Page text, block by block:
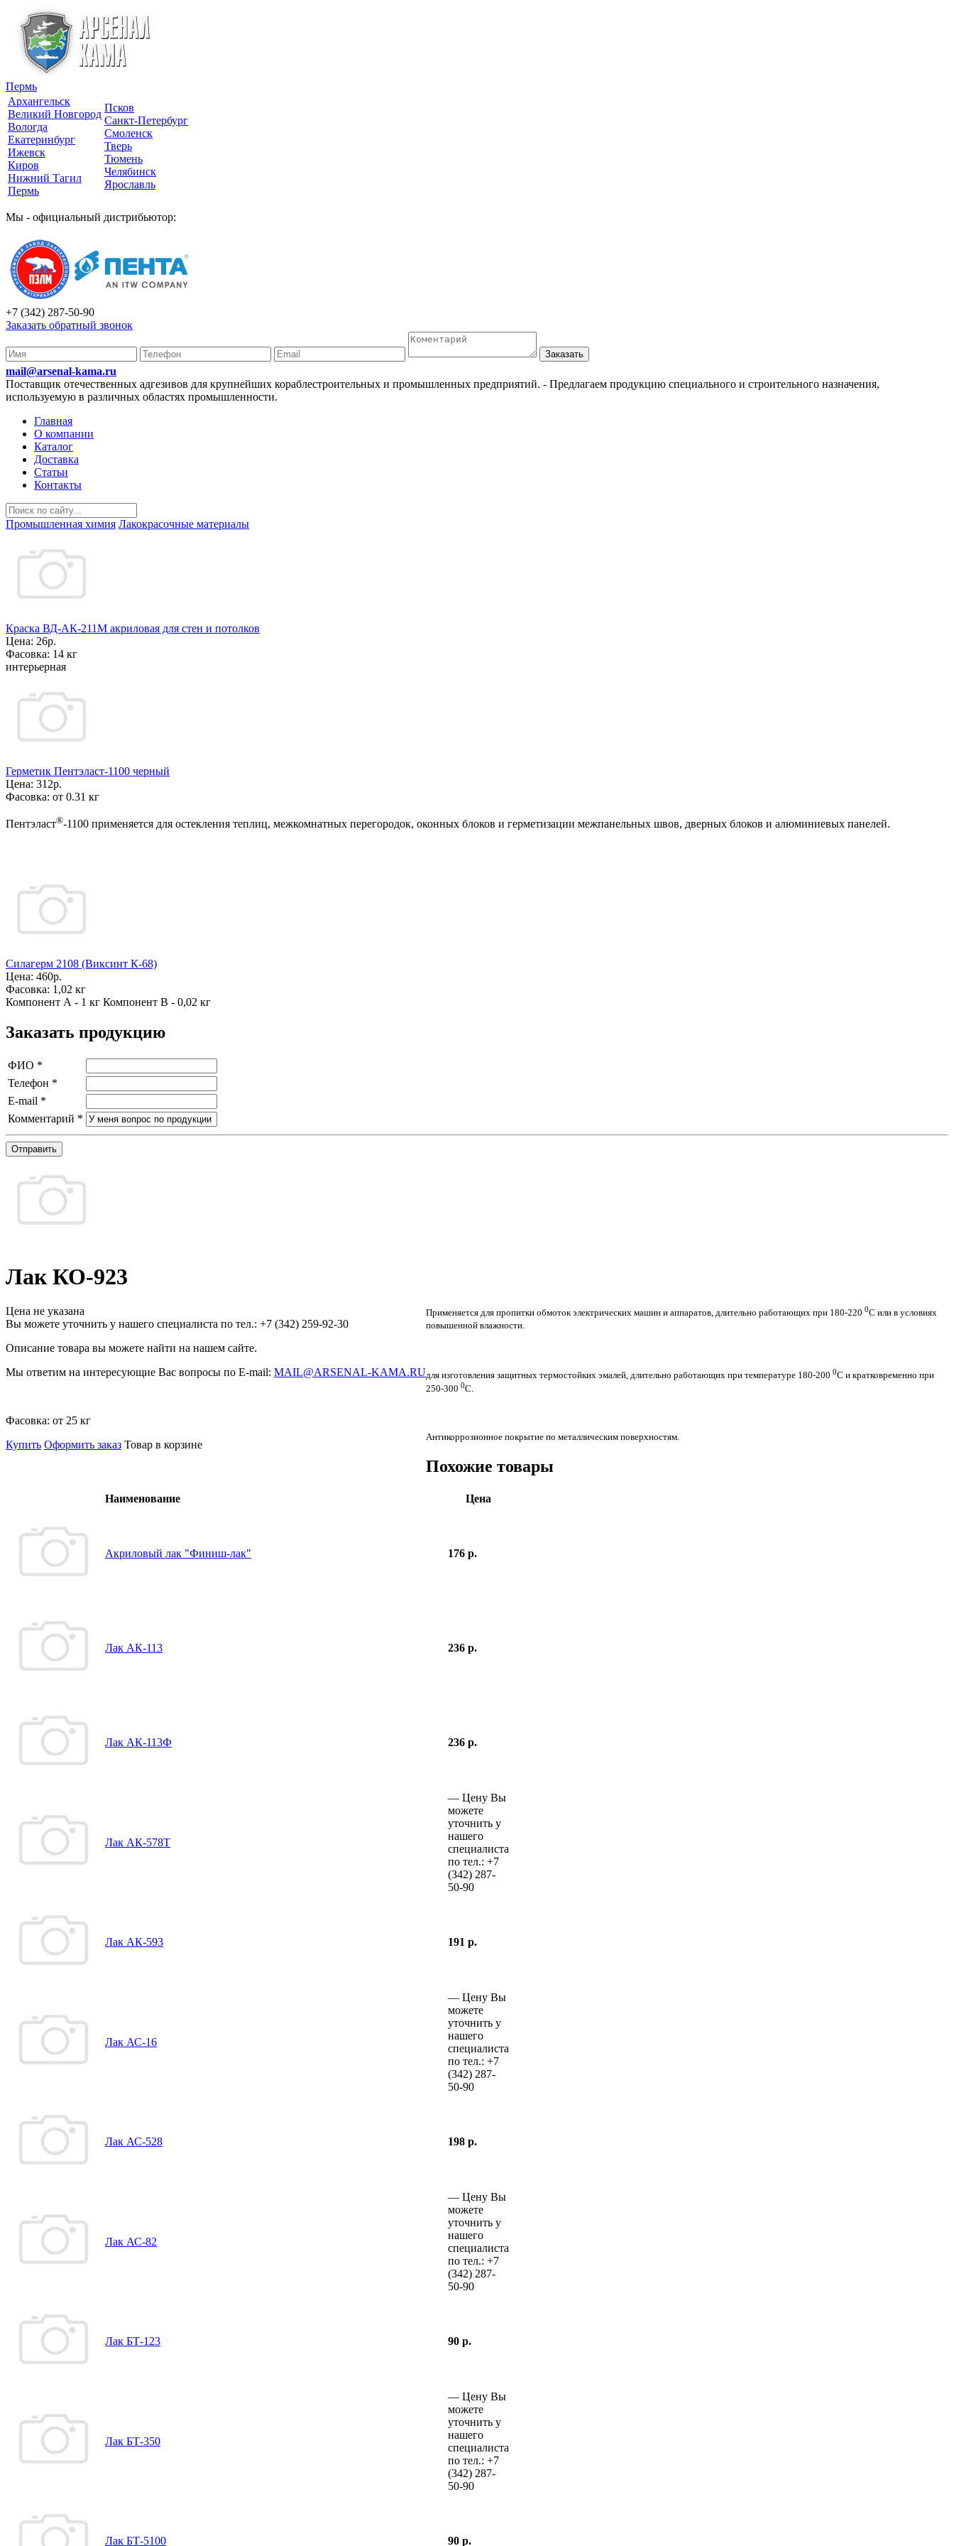
Пермь
Архангельск
Великий Новгород
Вологда
Екатеринбург
Ижевск
Киров
Нижний Тагил
Пермь
Псков
Санкт-Петербург
Смоленск
Тверь
Тюмень
Челябинск
Ярославль
Мы - официальный дистрибьютор:
+7 (342) 287-50-90
Заказать обратный звонок
Заказать
mail@arsenal-kama.ru
Поставщик отечественных адгезивов для крупнейших кораблестроительных и промышленных предприятий. - Предлагаем продукцию специального и строительного назначения,
используемую в различных областях промышленности.
Главная
О компании
Каталог
Доставка
Статьи
Контакты
Промышленная химия Лакокрасочные материалы
Краска ВД-АК-211М акриловая для стен и потолков
Цена: 26р.
Фасовка: 14 кг
интерьерная
Герметик Пентэласт-1100 черный
Цена: 312р.
Фасовка: от 0.31 кг
Пентэласт®-1100 применяется для остекления теплиц, межкомнатных перегородок, оконных блоков и герметизации межпанельных швов, дверных блоков и алюминиевых панелей.
Силагерм 2108 (Виксинт К-68)
Цена: 460р.
Фасовка: 1,02 кг
Компонент А - 1 кг Компонент В - 0,02 кг
Заказать продукцию
ФИО *
Телефон *
E-mail *
Комментарий *
Отправить
Лак КО-923
Цена не указана
Вы можете уточнить у нашего специалиста по тел.: +7 (342) 259-92-30
Описание товара вы можете найти на нашем сайте.
Мы ответим на интересующие Вас вопросы по E-mail: MAIL@ARSENAL-KAMA.RU
Фасовка: от 25 кг
Купить Оформить заказ Товар в корзине
Применяется для пропитки обмоток электрических машин и аппаратов, длительно работающих при 180-220 0С или в условиях
повышенной влажности.
для изготовления защитных термостойких эмалей, длительно работающих при температуре 180-200 0С и кратковременно при
250-300 0С.
Антикоррозионное покрытие по металлическим поверхностям.
Похожие товары
Наименование Цена
Акриловый лак "Финиш-лак" 176 р.
Лак АК-113 236 р.
Лак АК-113Ф 236 р.
Лак АК-578Т
— Цену Вы
можете
уточнить у
нашего
специалиста
по тел.: +7
(342) 287-
50-90
Лак АК-593 191 р.
Лак АС-16
— Цену Вы
можете
уточнить у
нашего
специалиста
по тел.: +7
(342) 287-
50-90
Лак АС-528 198 р.
Лак АС-82
— Цену Вы
можете
уточнить у
нашего
специалиста
по тел.: +7
(342) 287-
50-90
Лак БТ-123 90 р.
Лак БТ-350
— Цену Вы
можете
уточнить у
нашего
специалиста
по тел.: +7
(342) 287-
50-90
Лак БТ-5100 90 р.